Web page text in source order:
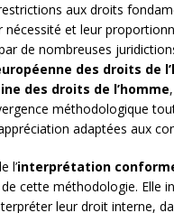
aux droits
nécessité et leur
de nombreuses
des droits de
des droits de l’homme
méthodologique
adaptées aux
l’interprétation
cette méthodologie. Elle
leur droit interne,